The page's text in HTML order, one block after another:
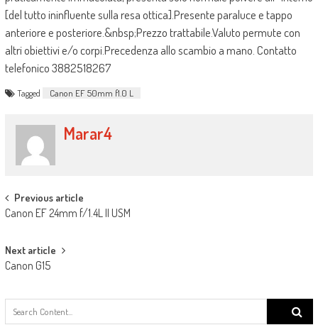
[del tutto ininfluente sulla resa ottica].Presente paraluce e tappo
anteriore e posteriore.&nbsp;Prezzo trattabile.Valuto permute con
altri obiettivi e/o corpi.Precedenza allo scambio a mano. Contatto
telefonico 3882518267
Tagged Canon EF 50mm f1.0 L
Marar4
Post navigation
Previous article
Canon EF 24mm f/1.4L II USM
Next article
Canon G15
Search
for: